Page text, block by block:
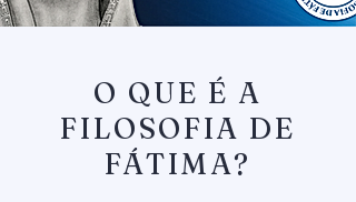
O QUE É A
FILOSOFIA DE
FÁTIMA?